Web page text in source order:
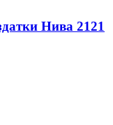
Нива 2121